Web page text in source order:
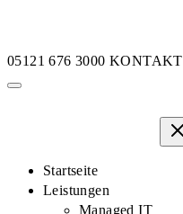
05121 676 3000KONTAKT
Startseite
Leistungen
Managed IT